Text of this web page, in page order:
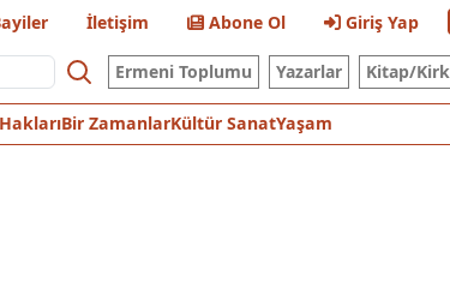
İletişim Abone Ol Giriş Yap
Ermeni Toplumu Yazarlar Kitap/Kirk
Bir ZamanlarKültür SanatYaşam